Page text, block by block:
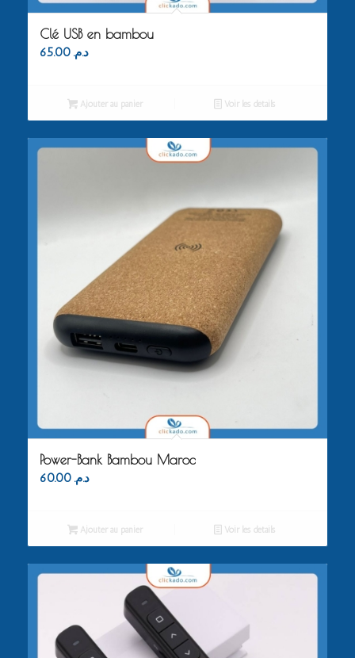
Clé USB en bambou
د.م. 65.00
Ajouter au panier Voir les détails
Power-Bank Bambou Maroc
د.م. 60.00
Ajouter au panier Voir les détails